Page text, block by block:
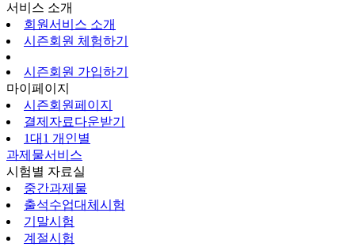
서비스 소개
회원서비스 소개
시즌회원 체험하기
시즌회원 가입하기
마이페이지
시즌회원페이지
결제자료다운받기
1대1 개인별
과제물서비스
시험별 자료실
중간과제물
출석수업대체시험
기말시험
계절시험